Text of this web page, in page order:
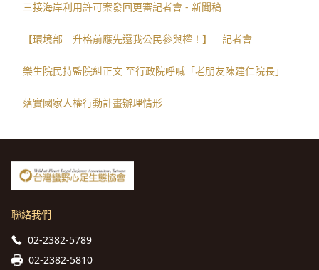
三接海岸利用許可案發回更審記者會 - 新聞稿
【環境部 升格前應先還我公民參與權！】 記者會
樂生院民持監院糾正文 至行政院呼喊「老朋友陳建仁院長」
落實國家人權行動計畫辦理情形
聯絡我們
02-2382-5789
02-2382-5810